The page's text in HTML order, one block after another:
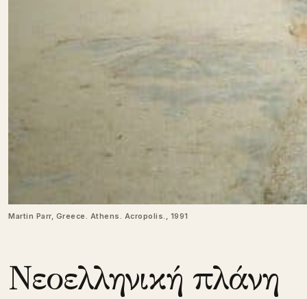
Martin Parr, Greece. Athens. Acropolis., 1991
Νεοελληνική πλάνη